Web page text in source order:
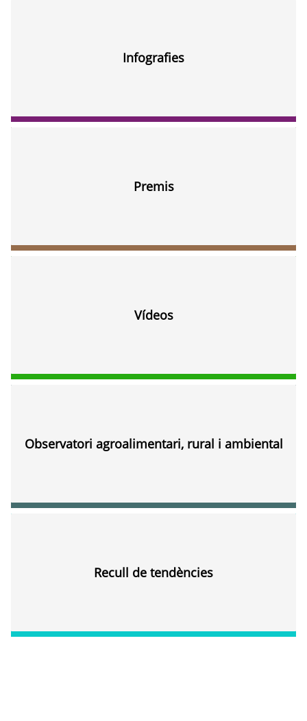
Infografies
Premis
Vídeos
Observatori agroalimentari, rural i ambiental
Recull de tendències